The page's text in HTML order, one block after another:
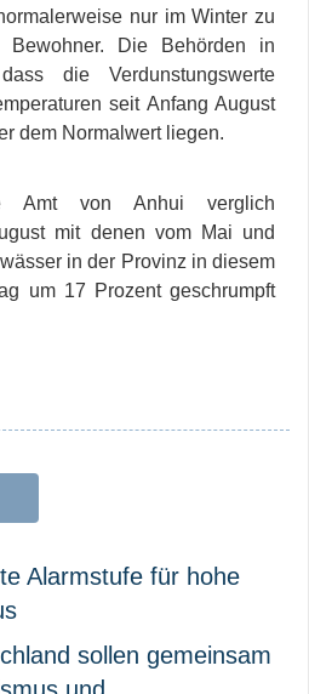
nur im Winter zu
Die Behörden in
die Verdunstungswerte
seit Anfang August
dem Normalwert liegen.
Amt von Anhui verglich
mit denen vom Mai und
in der Provinz in diesem
um 17 Prozent geschrumpft
Alarmstufe für hohe
sollen gemeinsam